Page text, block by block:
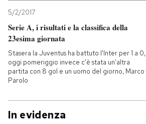
5/2/2017
Serie A, i risultati e la classifica della
23esima giornata
Stasera la Juventus ha battuto l'Inter per 1 a 0,
oggi pomeriggio invece c'è stata un'altra
partita con 8 gol e un uomo del giorno, Marco
Parolo
In evidenza